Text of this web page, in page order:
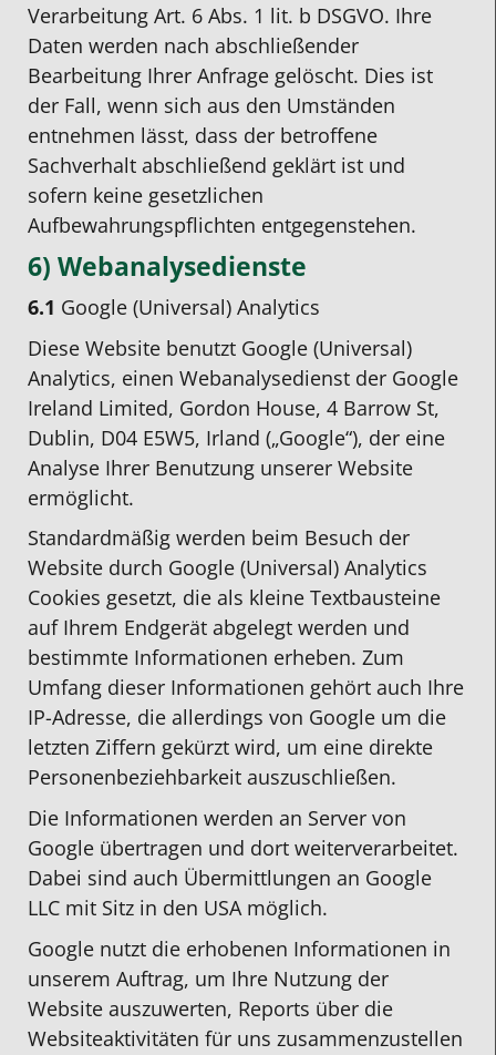
Verarbeitung Art. 6 Abs. 1 lit. b DSGVO. Ihre
Daten werden nach abschließender
Bearbeitung Ihrer Anfrage gelöscht. Dies ist
der Fall, wenn sich aus den Umständen
entnehmen lässt, dass der betroffene
Sachverhalt abschließend geklärt ist und
sofern keine gesetzlichen
Aufbewahrungspflichten entgegenstehen.
6) Webanalysedienste
6.1 Google (Universal) Analytics
Diese Website benutzt Google (Universal)
Analytics, einen Webanalysedienst der Google
Ireland Limited, Gordon House, 4 Barrow St,
Dublin, D04 E5W5, Irland („Google“), der eine
Analyse Ihrer Benutzung unserer Website
ermöglicht.
Standardmäßig werden beim Besuch der
Website durch Google (Universal) Analytics
Cookies gesetzt, die als kleine Textbausteine
auf Ihrem Endgerät abgelegt werden und
bestimmte Informationen erheben. Zum
Umfang dieser Informationen gehört auch Ihre
IP-Adresse, die allerdings von Google um die
letzten Ziffern gekürzt wird, um eine direkte
Personenbeziehbarkeit auszuschließen.
Die Informationen werden an Server von
Google übertragen und dort weiterverarbeitet.
Dabei sind auch Übermittlungen an Google
LLC mit Sitz in den USA möglich.
Google nutzt die erhobenen Informationen in
unserem Auftrag, um Ihre Nutzung der
Website auszuwerten, Reports über die
Websiteaktivitäten für uns zusammenzustellen